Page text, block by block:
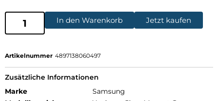
In den Warenkorb Jetzt kaufen
Artikelnummer 4897138060497
Zusätzliche Informationen
Marke
Samsung